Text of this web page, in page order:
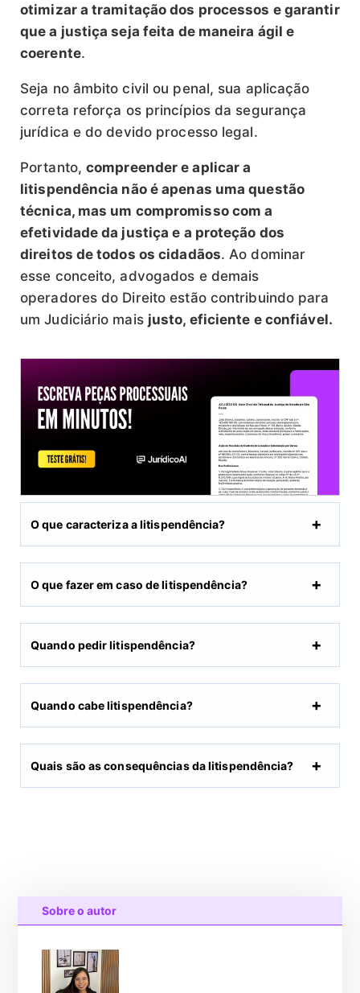
otimizar a tramitação dos processos e garantir
que a justiça seja feita de maneira ágil e
coerente.
Seja no âmbito civil ou penal, sua aplicação
correta reforça os princípios da segurança
jurídica e do devido processo legal.
Portanto, compreender e aplicar a
litispendência não é apenas uma questão
técnica, mas um compromisso com a
efetividade da justiça e a proteção dos
direitos de todos os cidadãos. Ao dominar
esse conceito, advogados e demais
operadores do Direito estão contribuindo para
um Judiciário mais justo, eficiente e confiável.
O que caracteriza a litispendência?
O que fazer em caso de litispendência?
Quando pedir litispendência?
Quando cabe litispendência?
Quais são as consequências da litispendência?
Sobre o autor